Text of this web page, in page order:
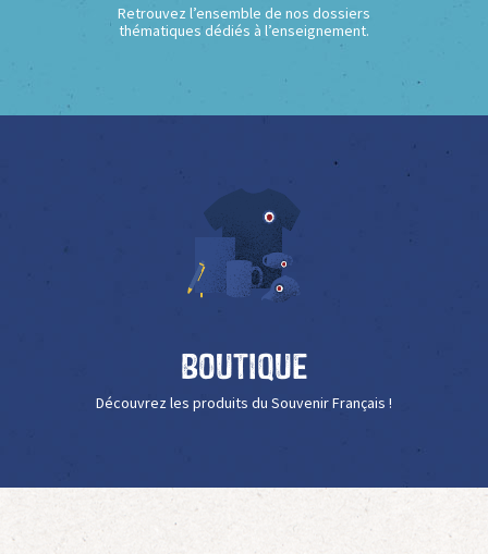
Retrouvez l’ensemble de nos dossiers
thématiques dédiés à l’enseignement.
Boutique
Découvrez les produits du Souvenir Français !